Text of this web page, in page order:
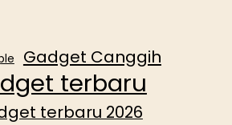
Gadget Canggih
terbaru
terbaru 2026